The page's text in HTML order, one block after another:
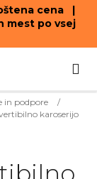
cena |
mest po vsej
in podpore
/
karoserijo